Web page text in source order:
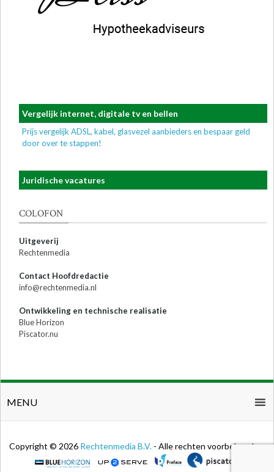
Vergelijk internet, digitale tv en bellen
Prijs vergelijk ADSL, kabel, glasvezel aanbieders en bespaar geld
door over te stappen!
Juridische vacatures
COLOFON
Uitgeverij
Rechtenmedia
Contact Hoofdredactie
info@rechtenmedia.nl
Ontwikkeling en technische realisatie
Blue Horizon
Piscator.nu
MENU
Copyright © 2026 Rechtenmedia B.V. - Alle rechten voorbehouden.